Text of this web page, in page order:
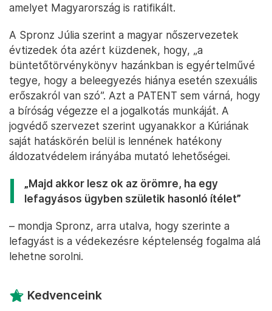
amelyet Magyarország is ratifikált.
A Spronz Júlia szerint a magyar nőszervezetek
évtizedek óta azért küzdenek, hogy, „a
büntetőtörvénykönyv hazánkban is egyértelművé
tegye, hogy a beleegyezés hiánya esetén szexuális
erőszakról van szó”. Azt a PATENT sem várná, hogy
a bíróság végezze el a jogalkotás munkáját. A
jogvédő szervezet szerint ugyanakkor a Kúriának
saját hatáskörén belül is lennének hatékony
áldozatvédelem irányába mutató lehetőségei.
„Majd akkor lesz ok az örömre, ha egy
lefagyásos ügyben születik hasonló ítélet”
– mondja Spronz, arra utalva, hogy szerinte a
lefagyást is a védekezésre képtelenség fogalma alá
lehetne sorolni.
Kedvenceink